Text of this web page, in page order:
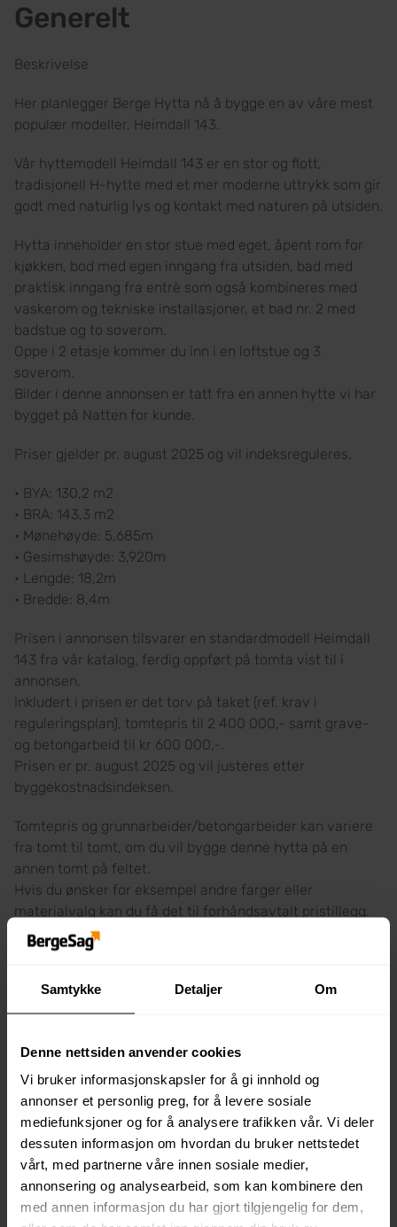
Samtykke Detaljer Om
Denne nettsiden anvender cookies
Vi bruker informasjonskapsler for å gi innhold og
annonser et personlig preg, for å levere sosiale
mediefunksjoner og for å analysere trafikken vår. Vi deler
dessuten informasjon om hvordan du bruker nettstedet
vårt, med partnerne våre innen sosiale medier,
annonsering og analysearbeid, som kan kombinere den
med annen informasjon du har gjort tilgjengelig for dem,
Generelt
Beskrivelse
Her planlegger Berge Hytta nå å bygge en av våre mest
populær modeller, Heimdall 143.
Vår hyttemodell Heimdall 143 er en stor og flott,
tradisjonell H-hytte med et mer moderne uttrykk som gir
godt med naturlig lys og kontakt med naturen på utsiden.
Hytta inneholder en stor stue med eget, åpent rom for
kjøkken, bod med egen inngang fra utsiden, bad med
praktisk inngang fra entrè som også kombineres med
vaskerom og tekniske installasjoner, et bad nr. 2 med
badstue og to soverom.
Oppe i 2 etasje kommer du inn i en loftstue og 3
soverom.
Bilder i denne annonsen er tatt fra en annen hytte vi har
bygget på Natten for kunde.
Priser gjelder pr. august 2025 og vil indeksreguleres.
• BYA: 130,2 m2
• BRA: 143,3 m2
• Mønehøyde: 5,685m
• Gesimshøyde: 3,920m
• Lengde: 18,2m
• Bredde: 8,4m
Prisen i annonsen tilsvarer en standardmodell Heimdall
143 fra vår katalog, ferdig oppført på tomta vist til i
annonsen.
Inkludert i prisen er det torv på taket (ref. krav i
reguleringsplan), tomtepris til 2 400 000,- samt grave-
og betongarbeid til kr 600 000,-.
Prisen er pr. august 2025 og vil justeres etter
byggekostnadsindeksen.
Tomtepris og grunnarbeider/betongarbeider kan variere
fra tomt til tomt, om du vil bygge denne hytta på en
annen tomt på feltet.
Hvis du ønsker for eksempel andre farger eller
materialvalg kan du få det til forhåndsavtalt pristillegg.
I tillegg til pris tilkommer:
•Tilknytningsavgift vann og avløp.
•Tilknytning strøm.
•Målebrev, Container/avfallshåndtering og utvask.
Hvis du ønsker for eksempel andre farger eller
materialvalg enn beskrevet i leveransebeskrivelse i
denne annonsen, så er det mulig.
Ikke inkludert i leveransen (kan leveres av Berge Hytta):
• Panelovner